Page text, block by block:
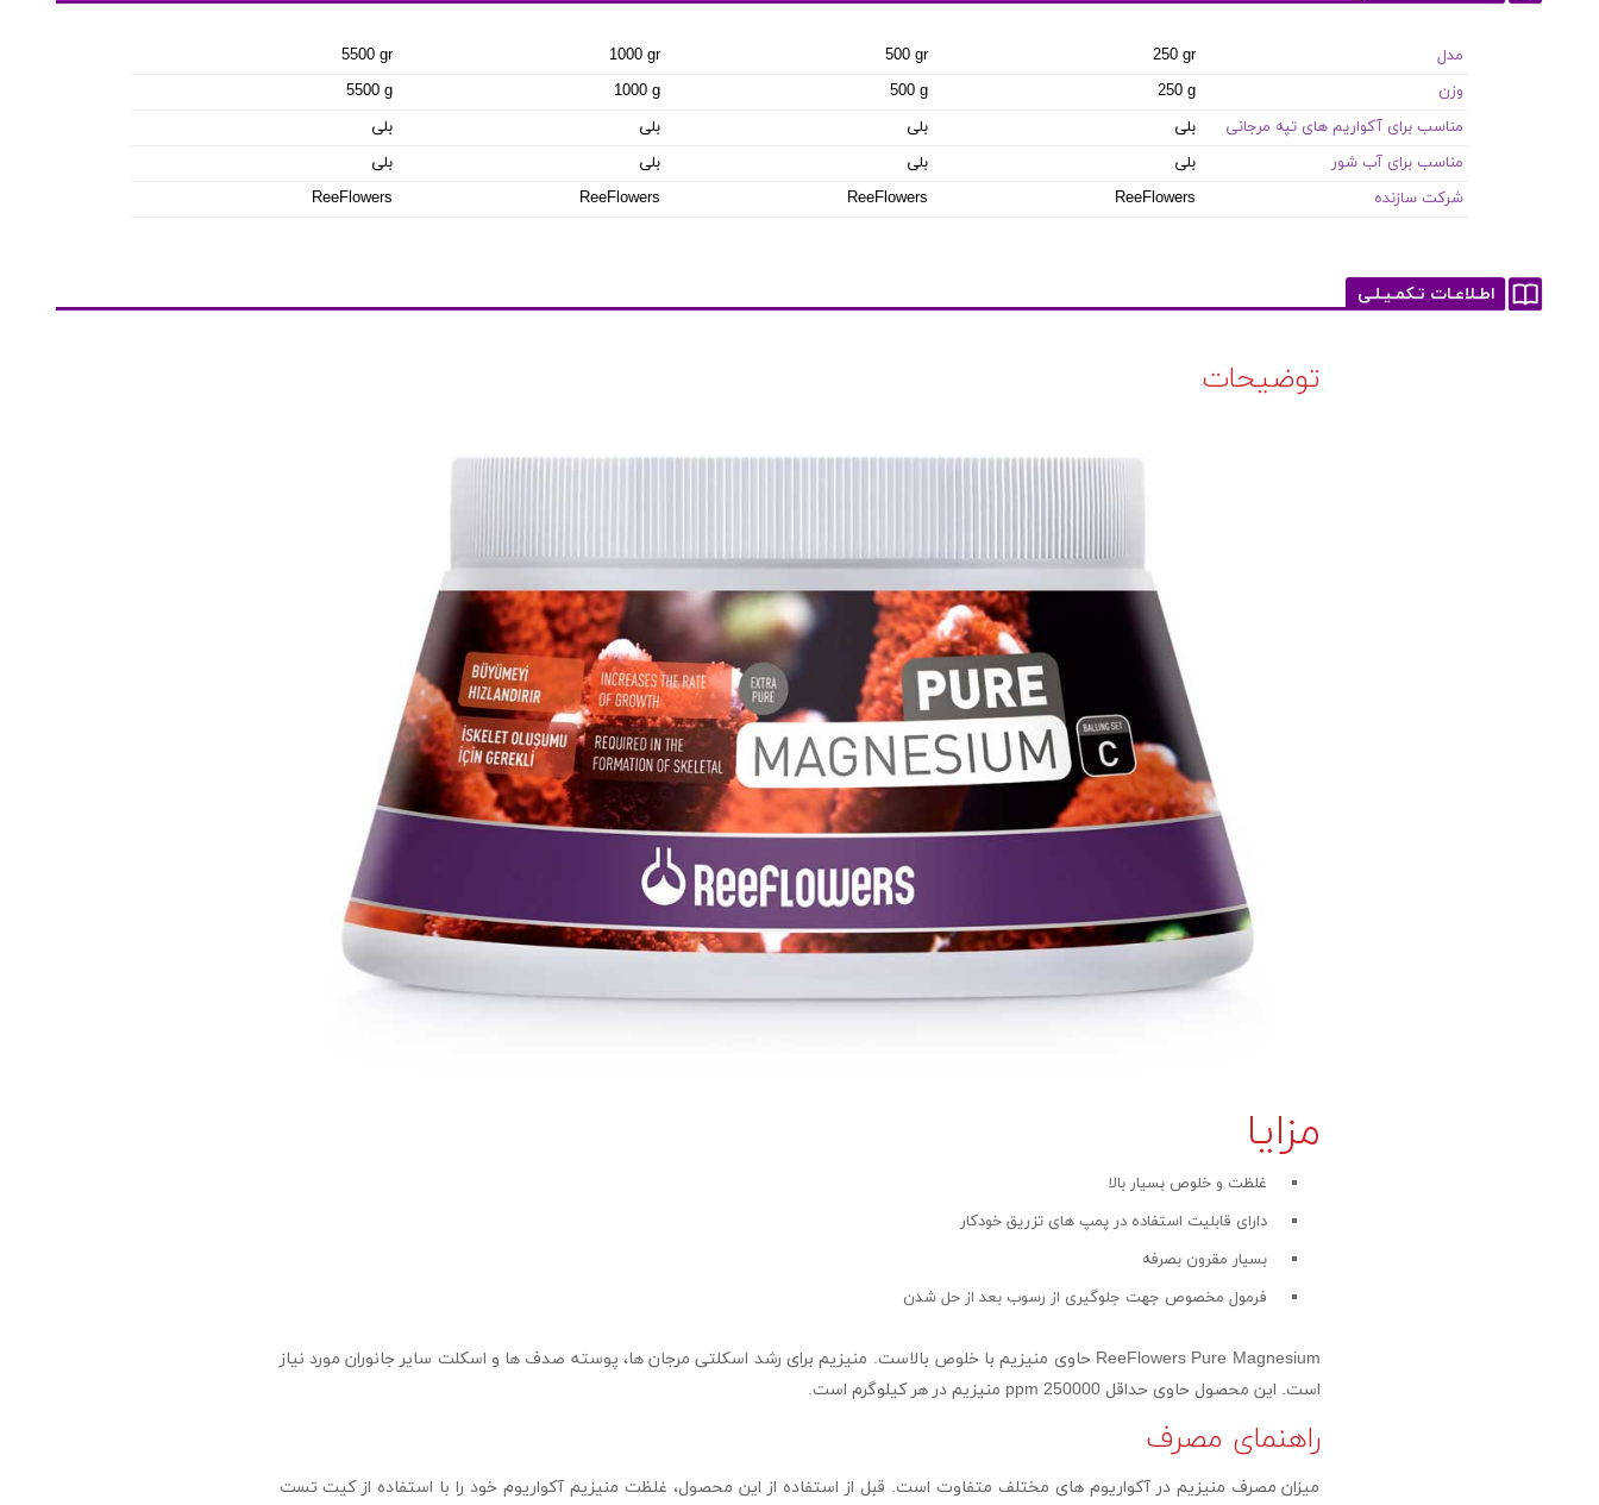
مدل 250 gr
500 gr
1000 gr
5500 gr
وزن
250 g
500 g
1000 g
5500 g
مناسب برای آکواریم های تپه مرجانی
بلی بلی بلی
بلی
مناسب برای آب شور
بلی بلی بلی
بلی
شرکت سازنده
ReeFlowers
ReeFlowers
ReeFlowers
ReeFlowers
اطـلاعـات تـکمـیـلـی
توضیحات
مزایا
غلظت و خلوص بسیار بالا
دارای قابلیت استفاده در پمپ های تزریق خودکار
بسیار مقرون بصرفه
فرمول مخصوص جهت جلوگیری از رسوب بعد از حل شدن
ReeFlowers Pure Magnesium حاوی منیزیم با خلوص بالاست. منیزیم برای رشد اسکلتی مرجان ها، پوسته صدف ها و اسکلت سایر جانوران مورد نیاز
است. این محصول حاوی حداقل 250000 ppm منیزیم در هر کیلوگرم است.
راهنمای مصرف
میزان مصرف منیزیم در آکواریوم های مختلف متفاوت است. قبل از استفاده از این محصول، غلظت منیزیم آکواریوم خود را با استفاده از کیت تست